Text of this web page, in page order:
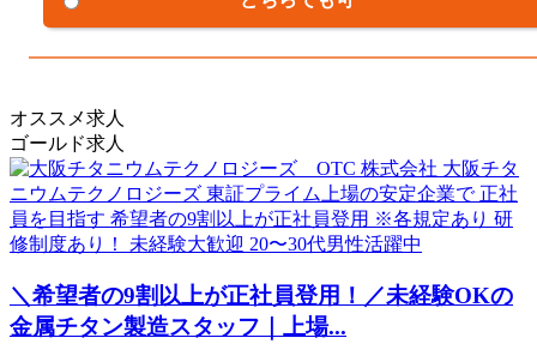
オススメ求人
ゴールド求人
＼希望者の9割以上が正社員登用！／未経験OKの
金属チタン製造スタッフ｜上場...